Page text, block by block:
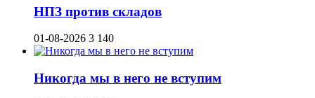
НПЗ против складов
01-08-2026 3 140
Никогда мы в него не вступим